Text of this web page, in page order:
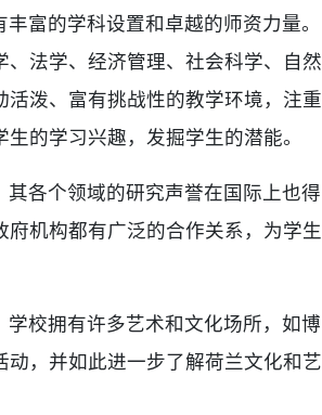
富的学科设置和卓越的师资力量。
法学、经济管理、社会科学、自然
泼、富有挑战性的教学环境，注重
的学习兴趣，发掘学生的潜能。
各个领域的研究声誉在国际上也得
机构都有广泛的合作关系，为学生
校拥有许多艺术和文化场所，如博
，并如此进一步了解荷兰文化和艺